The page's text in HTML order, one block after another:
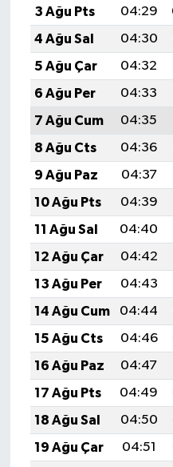
3 Ağu Pts
04:29
4 Ağu Sal
04:30
5 Ağu Çar
04:32
6 Ağu Per
04:33
7 Ağu Cum
04:35
8 Ağu Cts
04:36
9 Ağu Paz
04:37
10 Ağu Pts
04:39
11 Ağu Sal
04:40
12 Ağu Çar
04:42
13 Ağu Per
04:43
14 Ağu Cum
04:44
15 Ağu Cts
04:46
16 Ağu Paz
04:47
17 Ağu Pts
04:49
18 Ağu Sal
04:50
19 Ağu Çar
04:51